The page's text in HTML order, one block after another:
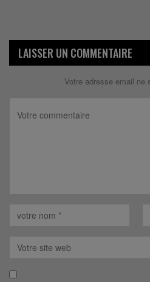
LAISSER UN COMMENTAIRE
Votre adresse email ne